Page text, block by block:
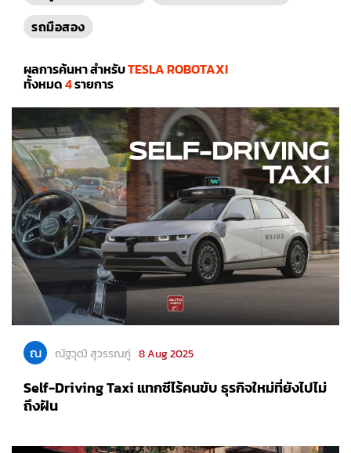
รถมือสอง
ผลการค้นหา สำหรับTESLA ROBOTAXI
ทั้งหมด4รายการ
ณ ณัฐวุฒิ สุวรรณภู่ 8 Aug 2025
Self-Driving Taxi แทกซีไร้คนขับ ธุรกิจใหม่ที่ยังไปไม่
ถึงฝัน